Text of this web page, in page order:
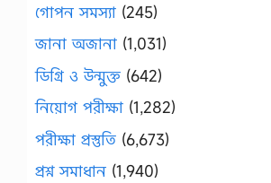
গোপন সমস্যা (245)
জানা অজানা (1,031)
ডিগ্রি ও উন্মুক্ত (642)
নিয়োগ পরীক্ষা (1,282)
পরীক্ষা প্রস্তুতি (6,673)
প্রশ্ন সমাধান (1,940)